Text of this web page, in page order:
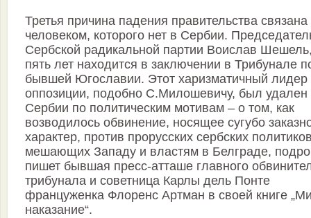
Третья причина падения правительства связана
человеком, которого нет в Сербии.
Сербской радикальной партии Воислав
пять лет находится в заключении в Трибунале
бывшей Югославии. Этот харизматичный лидер
оппозиции, подобно С.Милошевичу, был удален
Сербии по политическим мотивам – о том, как
возводилось обвинение, носящее сугубо
характер, против прорусских сербских
мешающих Западу и властям в Белграде,
пишет бывшая пресс-атташе главного
трибунала и советница Карлы дель Понте
француженка Флоренс Артман в своей книге
наказание“.